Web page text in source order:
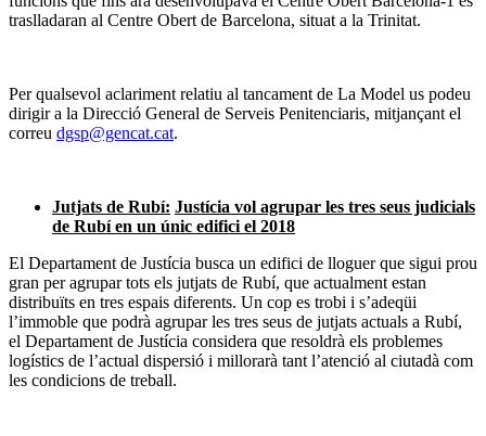
traslladaran al Centre Obert de Barcelona, situat a la Trinitat.
Per qualsevol aclariment relatiu al tancament de La Model us podeu
dirigir a la Direcció General de Serveis Penitenciaris, mitjançant el
correu dgsp@gencat.cat.
Jutjats de Rubí: Justícia vol agrupar les tres seus judicials
de Rubí en un únic edifici el 2018
El Departament de Justícia busca un edifici de lloguer que sigui prou
gran per agrupar tots els jutjats de Rubí, que actualment estan
distribuïts en tres espais diferents. Un cop es trobi i s’adeqüi
l’immoble que podrà agrupar les tres seus de jutjats actuals a Rubí,
el Departament de Justícia considera que resoldrà els problemes
logístics de l’actual dispersió i millorarà tant l’atenció al ciutadà com
les condicions de treball.